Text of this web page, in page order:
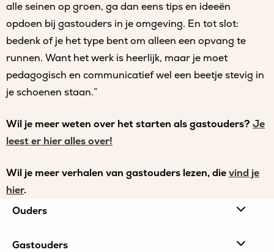
alle seinen op groen, ga dan eens tips en ideeën
opdoen bij gastouders in je omgeving. En tot slot:
bedenk of je het type bent om alleen een opvang te
runnen. Want het werk is heerlijk, maar je moet
pedagogisch en communicatief wel een beetje stevig in
je schoenen staan.”
Wil je meer weten over het starten als gastouders? Je
leest er hier alles over!
Wil je meer verhalen van gastouders lezen, die vind je
hier.
Site
footer
Ouders
Gastouders